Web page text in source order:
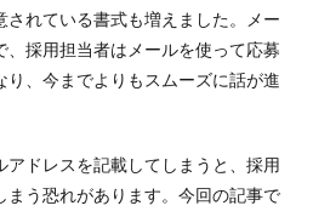
されている書式も増えました。メー
、採用担当者はメールを使って応募
り、今までよりもスムーズに話が進
アドレスを記載してしまうと、採用
まう恐れがあります。今回の記事で